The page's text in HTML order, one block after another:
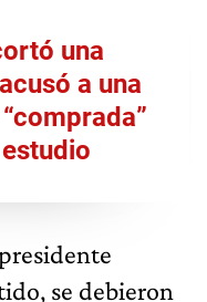
una
a una
se debieron